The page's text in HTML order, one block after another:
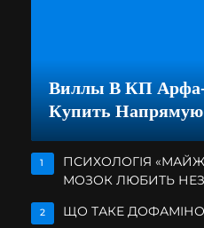
Виллы В КП
Купить
1
ПСИХОЛОГІЯ
МОЗОК ЛЮБИТЬ
2 ЩО ТАКЕ